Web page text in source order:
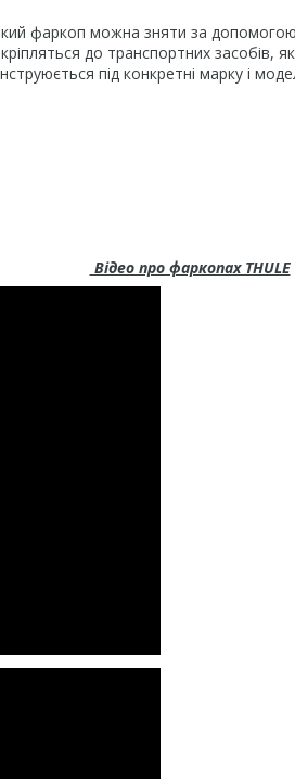
фаркоп можна зняти за
до транспортних засобів,
під конкретні марку і
Відео про фаркопах THULE